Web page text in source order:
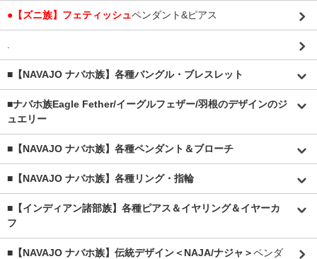
●【ズニ族】フェティッシュペンダント&ピアス
■【NAVAJO ナバホ族】各種バングル・ブレスレット
■ナバホ族Eagle Fether/イーグルフェザー/羽根のデザインのジ
ュエリー
■【NAVAJO ナバホ族】各種ペンダント＆ブローチ
■【NAVAJO ナバホ族】各種リング・指輪
■【インディアン諸部族】各種ピアス＆イヤリング＆イヤーカ
フ
■【NAVAJO ナバホ族】伝統デザイン＜NAJA/ナジャ＞ペンダ